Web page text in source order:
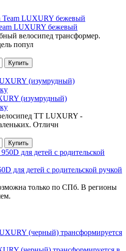
LUXURY бежевый
велосипед трансформер.
попул
(изумрудный)
TT LUXURY -
Отличн
для детей с родительской ручкой
только по СПб. В регионы